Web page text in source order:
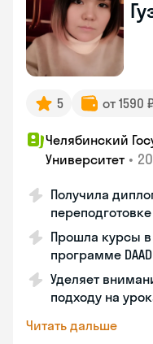
5 от 1590
Челябинский
Университет •
Получила
Прошла курсы в
программе DAAD
Уделяет
подходу на
Читать дальше